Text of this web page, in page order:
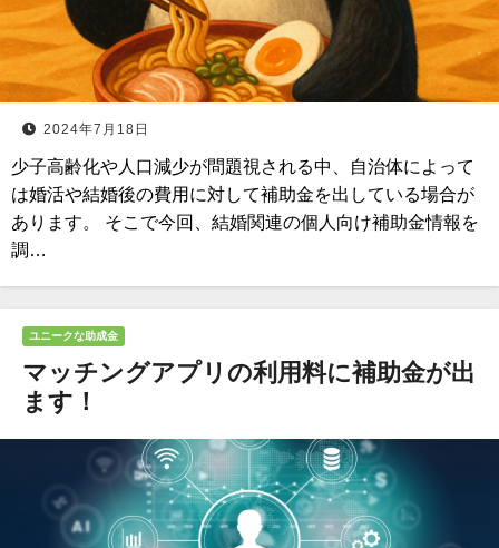
2024年7月18日
少子高齢化や人口減少が問題視される中、自治体によって
は婚活や結婚後の費用に対して補助金を出している場合が
あります。 そこで今回、結婚関連の個人向け補助金情報を
調…
ユニークな助成金
マッチングアプリの利用料に補助金が出
ます！